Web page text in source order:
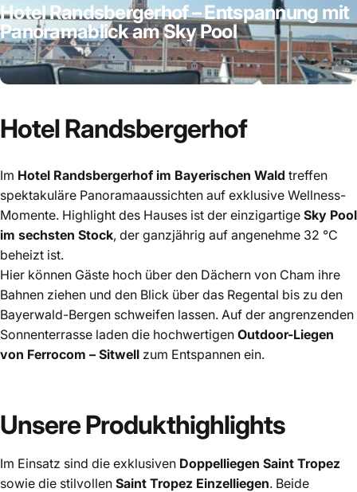
HotelRandsbergerhof–Entspannung mit
PanoramablickamSkyPool
HotelRandsbergerhof
Im Hotel Randsbergerhof im Bayerischen Wald treffen
spektakuläre Panoramaaussichten auf exklusive Wellness-
Momente. Highlight des Hauses ist der einzigartige Sky Pool
im sechsten Stock, der ganzjährig auf angenehme 32 °C
beheizt ist.
Hier können Gäste hoch über den Dächern von Cham ihre
Bahnen ziehen und den Blick über das Regental bis zu den
Bayerwald-Bergen schweifen lassen. Auf der angrenzenden
Sonnenterrasse laden die hochwertigen Outdoor-Liegen
von Ferrocom – Sitwell zum Entspannen ein.
UnsereProdukthighlights
Im Einsatz sind die exklusiven Doppelliegen Saint Tropez
sowie die stilvollen Saint Tropez Einzelliegen. Beide